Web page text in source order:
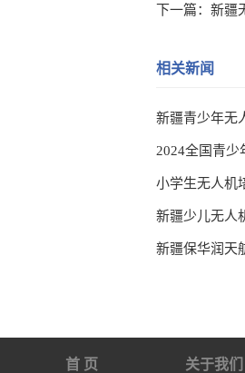
下一篇： 新疆
相关新闻
新疆青少年无
2024全国青少
新疆少儿无人
新疆保华润天
首 页 关于我们